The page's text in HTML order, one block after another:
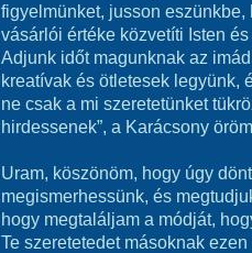
figyelmünket, jusson
vásárlói értéke közvetíti Isten
Adjunk időt magunknak az
kreatívak és ötletesek legyünk,
ne csak a mi szeretetünket
hirdessenek”, a Karácsony
Uram, köszönöm, hogy úgy
megismerhessünk, és
hogy megtaláljam a módját,
Te szeretetedet másoknak